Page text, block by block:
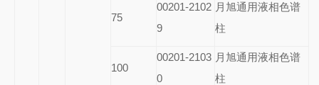
75
00201-2102
9
月旭通用液相色谱
柱
100
00201-2103
0
月旭通用液相色谱
柱